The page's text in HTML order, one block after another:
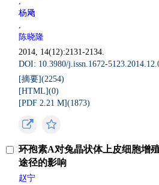
杨飏
,
陈晓隆
2014, 14(12):2131-2134.
DOI: 10.3980/j.issn.1672-
[摘要](2254)
[HTML](0)
[PDF 2.21 M](1873)
环孢素A对兔晶状体上皮细胞增
途径的影响
赵宁